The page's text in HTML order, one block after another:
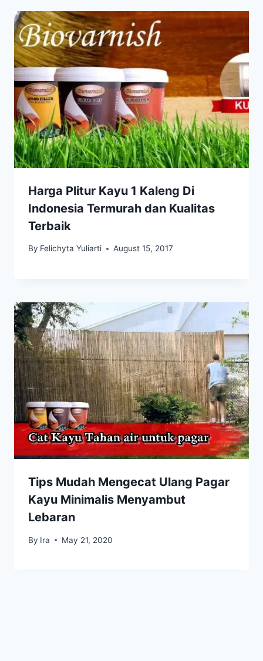
Harga Plitur Kayu 1 Kaleng Di
Indonesia Termurah dan Kualitas
Terbaik
By Felichyta Yuliarti August 15, 2017
Tips Mudah Mengecat Ulang Pagar
Kayu Minimalis Menyambut
Lebaran
By Ira May 21, 2020